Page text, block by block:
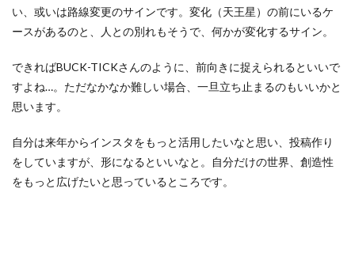
い、或いは路線変更のサインです。変化（天王星）の前にいるケ
ースがあるのと、人との別れもそうで、何かが変化するサイン。
できればBUCK-TICKさんのように、前向きに捉えられるといいで
すよね…。ただなかなか難しい場合、一旦立ち止まるのもいいかと
思います。
自分は来年からインスタをもっと活用したいなと思い、投稿作り
をしていますが、形になるといいなと。自分だけの世界、創造性
をもっと広げたいと思っているところです。